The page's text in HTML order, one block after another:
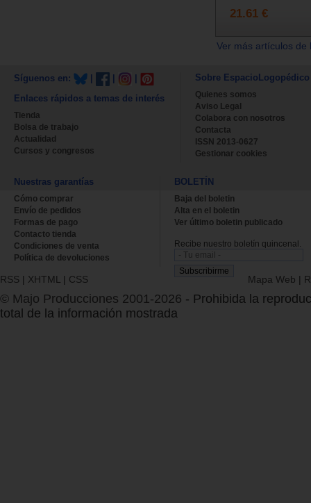
21.61 €
Ver más artículos
Síguenos en:
Enlaces rápidos a temas de interés
Tienda
Bolsa de trabajo
Actualidad
Cursos y congresos
Sobre EspacioLogopédico
Quienes somos
Aviso Legal
Colabora con nosotros
Contacta
ISSN 2013-0627
Gestionar cookies
Nuestras garantías
Cómo comprar
Envío de pedidos
Formas de pago
Contacto tienda
Condiciones de venta
Política de devoluciones
BOLETÍN
Baja del boletin
Alta en el boletin
Ver último boletin publicado
Recibe nuestro boletín quincenal.
RSS | XHTML | CSS Mapa Web |
© Majo Producciones 2001-2026 - Prohibida la
total de la información mostrada